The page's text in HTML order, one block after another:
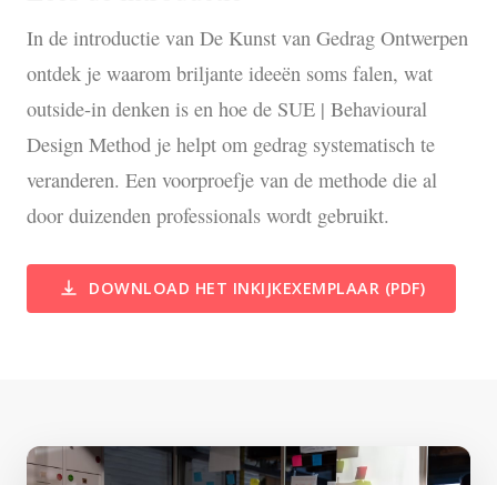
In de introductie van De Kunst van Gedrag Ontwerpen
ontdek je waarom briljante ideeën soms falen, wat
outside-in denken is en hoe de SUE | Behavioural
Design Method je helpt om gedrag systematisch te
veranderen. Een voorproefje van de methode die al
door duizenden professionals wordt gebruikt.
DOWNLOAD HET INKIJKEXEMPLAAR (PDF)